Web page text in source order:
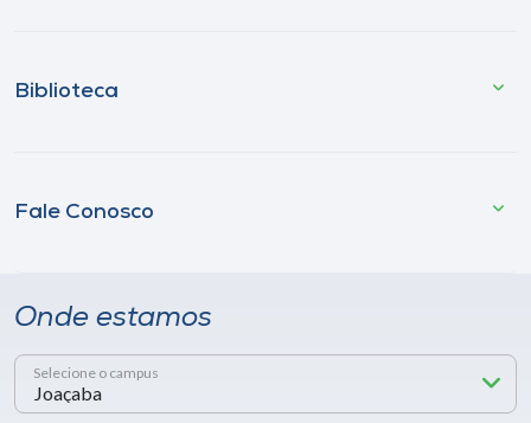
Biblioteca
Fale Conosco
Onde estamos
Selecione o campus